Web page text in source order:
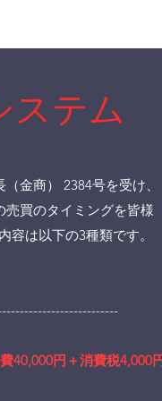
ステム
金商） 2384号を受け、
買のタイミングを皆様
容は以下の3種類です。
40,000円＋消費税4,000